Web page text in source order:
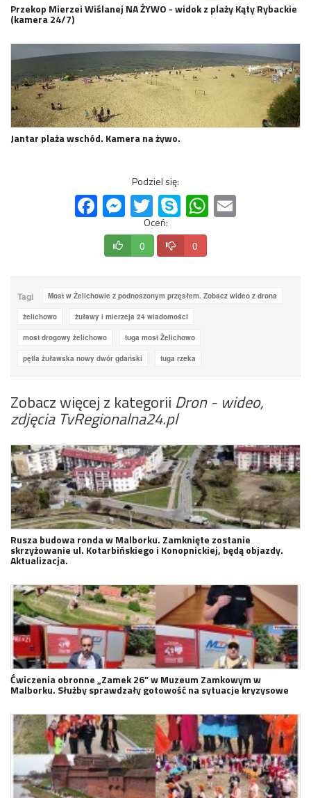
Przekop Mierzei Wiślanej NA ŻYWO - widok z plaży Kąty Rybackie
(kamera 24/7)
Jantar plaża wschód. Kamera na żywo.
Podziel się:
FacebookMessenger
Twitter Skype WhatsApp
Oceń:
0 0
Tagi Most w Żelichowie z podnoszonym przęsłem. Zobacz wideo z drona
żelichowo żuławy i mierzeja 24 wiadomości
most drogowy żelichowo tuga most Żelichowo
pętla żuławska nowy dwór gdański tuga rzeka
Zobacz więcej z kategorii Dron - wideo,
zdjęcia TvRegionalna24.pl
Rusza budowa ronda w Malborku. Zamknięte zostanie
skrzyżowanie ul. Kotarbińskiego i Konopnickiej, będą objazdy.
Aktualizacja.
Ćwiczenia obronne „Zamek 26” w Muzeum Zamkowym w
Malborku. Służby sprawdzały gotowość na sytuacje kryzysowe